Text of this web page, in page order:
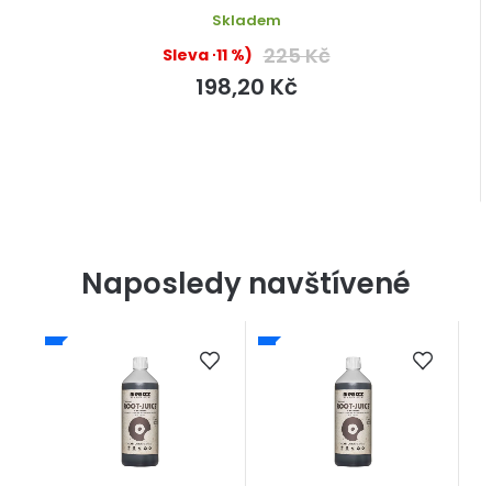
Skladem
(–11 %) 225 Kč
198,20 Kč
Naposledy navštívené